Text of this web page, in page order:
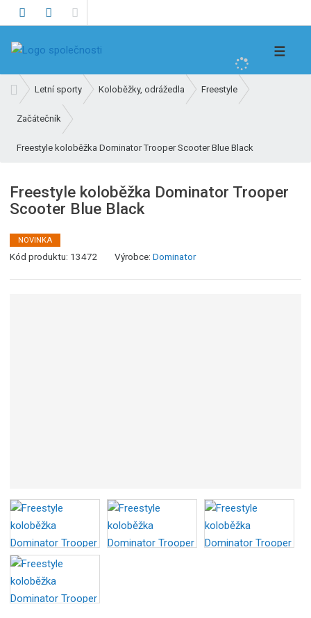
a
☰
v
o
n
t
r
n
a
Letní sporty Koloběžky, odrážedla Freestyle
Začátečník
Freestyle koloběžka Dominator Trooper Scooter Blue Black
Freestyle koloběžka Dominator Trooper
Scooter Blue Black
NOVINKA
Kód produktu: 13472 Výrobce:Dominator